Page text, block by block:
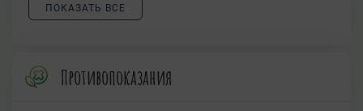
ПОКАЗАТЬ ВСЕ
Противопоказания